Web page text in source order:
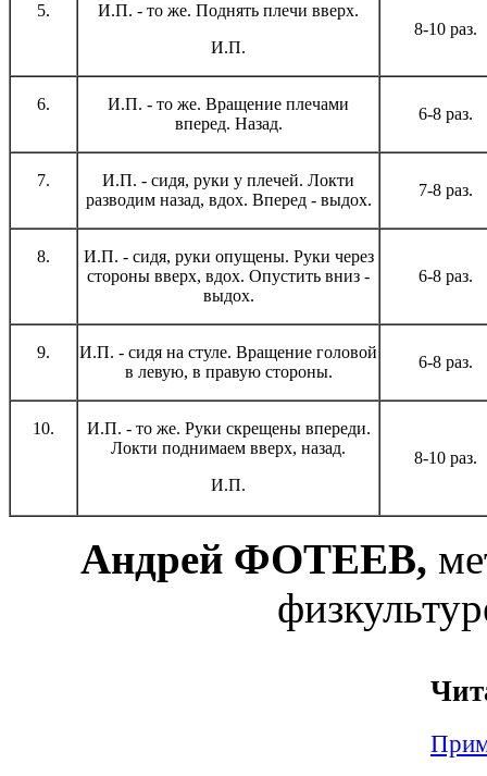
5.
И.П. - то же. Поднять плечи вверх.
И.П.
8-10 раз.
6.
И.П. - то же. Вращение плечами
вперед. Назад.
6-8 раз.
7.
И.П. - сидя, руки у плечей. Локти
разводим назад, вдох. Вперед - выдох.
7-8 раз.
8.
И.П. - сидя, руки опущены. Руки через
стороны вверх, вдох. Опустить вниз -
выдох.
6-8 раз.
9.
И.П. - сидя на стуле. Вращение головой
в левую, в правую стороны.
6-8 раз.
10.
И.П. - то же. Руки скрещены впереди.
Локти поднимаем вверх, назад.
И.П.
8-10 раз.
Андрей ФОТЕЕВ,